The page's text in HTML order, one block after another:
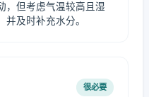
，但考虑气温较高且湿
及时补充水分。
很必要